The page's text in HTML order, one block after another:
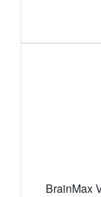
BrainMax